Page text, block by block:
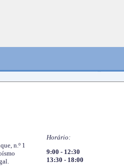
n.º 1
Horário:
9:00 - 12:30
13:30 - 18:00